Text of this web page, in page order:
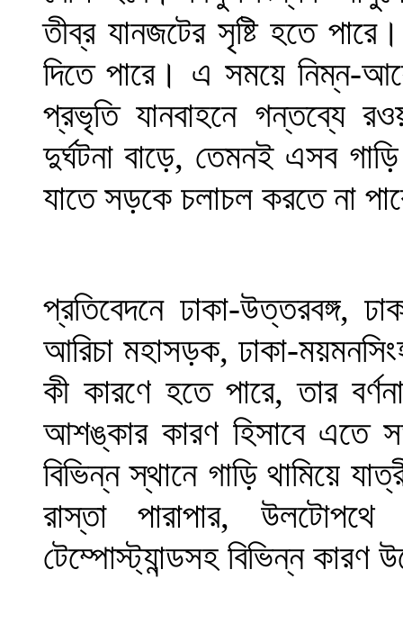
তীব্র যানজটের সৃষ্টি হতে
দিতে পারে। এ সময়ে নিম্ন-
প্রভৃতি যানবাহনে গন্তব্যে
দুর্ঘটনা বাড়ে, তেমনই এসব
যাতে সড়কে চলাচল করতে না
প্রতিবেদনে ঢাকা-উত্তরবঙ্গ,
আরিচা মহাসড়ক, ঢাকা-
কী কারণে হতে পারে, তার
আশঙ্কার কারণ হিসাবে এতে
বিভিন্ন স্থানে গাড়ি থামিয়ে
রাস্তা পারাপার,
টেম্পোস্ট্যান্ডসহ বিভিন্ন কারণ